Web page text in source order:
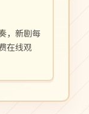
，新剧每
在线观